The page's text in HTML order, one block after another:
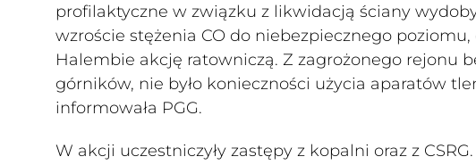
profilaktyczne w związku z likwidacją ściany
wzroście stężenia CO do niebezpiecznego
Halembie akcję ratowniczą. Z zagrożonego rejonu
górników, nie było konieczności użycia aparatów
informowała PGG.
W akcji uczestniczyły zastępy z kopalni oraz z CSRG.